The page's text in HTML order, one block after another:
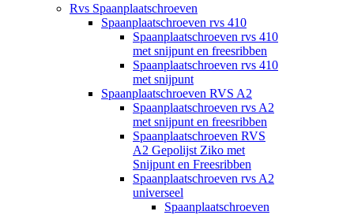
Rvs Spaanplaatschroeven
Spaanplaatschroeven rvs 410
Spaanplaatschroeven rvs 410
met snijpunt en freesribben
Spaanplaatschroeven rvs 410
met snijpunt
Spaanplaatschroeven RVS A2
Spaanplaatschroeven rvs A2
met snijpunt en freesribben
Spaanplaatschroeven RVS
A2 Gepolijst Ziko met
Snijpunt en Freesribben
Spaanplaatschroeven rvs A2
universeel
Spaanplaatschroeven